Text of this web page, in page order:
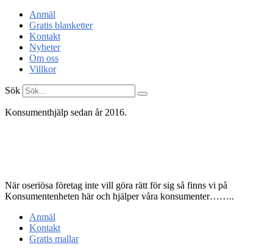
Anmäl
Gratis blanketter
Kontakt
Nyheter
Om oss
Villkor
Sök
Konsumenthjälp sedan år 2016.
När oseriösa företag inte vill göra rätt för sig så finns vi på
Konsumentenheten här och hjälper våra konsumenter……..
Anmäl
Kontakt
Gratis mallar